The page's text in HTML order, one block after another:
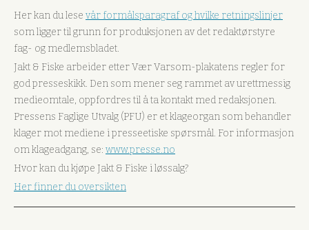
Her kan du lese vår formålsparagraf og hvilke retningslinjer
som ligger til grunn for produksjonen av det redaktørstyre
fag- og medlemsbladet.
Jakt & Fiske arbeider etter Vær Varsom-plakatens regler for
god presseskikk. Den som mener seg rammet av urettmessig
medieomtale, oppfordres til å ta kontakt med redaksjonen.
Pressens Faglige Utvalg (PFU) er et klageorgan som behandler
klager mot mediene i presseetiske spørsmål. For informasjon
om klageadgang, se: www.presse.no
Hvor kan du kjøpe Jakt & Fiske i løssalg?
Her finner du oversikten